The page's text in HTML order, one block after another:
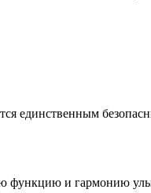
единственным
функцию и гармонию